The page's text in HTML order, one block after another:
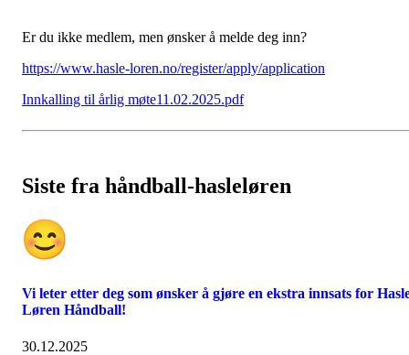
Er du ikke medlem, men ønsker å melde deg inn?
https://www.hasle-loren.no/register/apply/application
Innkalling til årlig møte11.02.2025.pdf
Siste fra håndball-hasleløren
Vi leter etter deg som ønsker å gjøre en ekstra innsats for
Løren Håndball!
30.12.2025